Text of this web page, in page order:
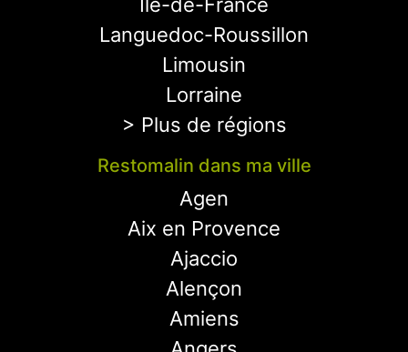
Languedoc-Roussillon
Limousin
Lorraine
> Plus de régions
Restomalin dans ma ville
Agen
Aix en Provence
Ajaccio
Alençon
Amiens